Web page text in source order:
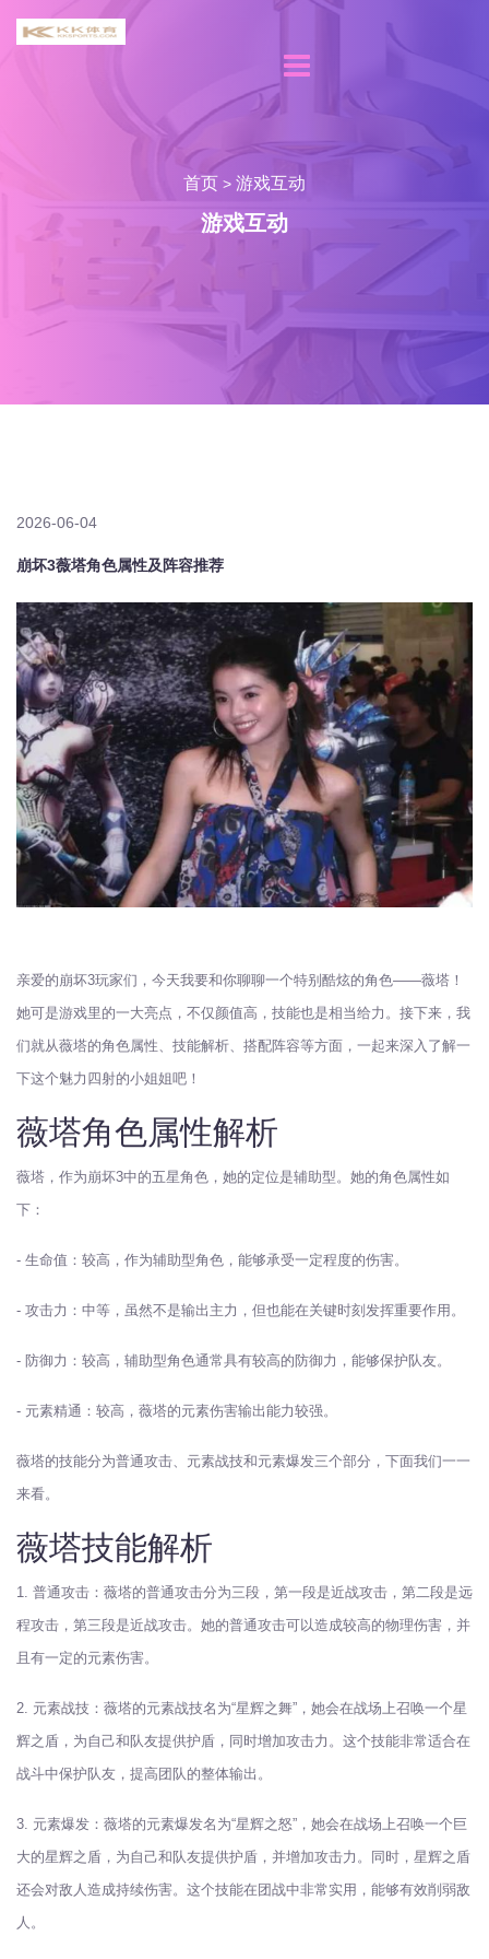
首页 > 游戏互动
游戏互动
2026-06-04
崩坏3薇塔角色属性及阵容推荐
亲爱的崩坏3玩家们，今天我要和你聊聊一个特别酷炫的角色——薇塔！
她可是游戏里的一大亮点，不仅颜值高，技能也是相当给力。接下来，我
们就从薇塔的角色属性、技能解析、搭配阵容等方面，一起来深入了解一
下这个魅力四射的小姐姐吧！
薇塔角色属性解析
薇塔，作为崩坏3中的五星角色，她的定位是辅助型。她的角色属性如
下：
- 生命值：较高，作为辅助型角色，能够承受一定程度的伤害。
- 攻击力：中等，虽然不是输出主力，但也能在关键时刻发挥重要作用。
- 防御力：较高，辅助型角色通常具有较高的防御力，能够保护队友。
- 元素精通：较高，薇塔的元素伤害输出能力较强。
薇塔的技能分为普通攻击、元素战技和元素爆发三个部分，下面我们一一
来看。
薇塔技能解析
1. 普通攻击：薇塔的普通攻击分为三段，第一段是近战攻击，第二段是远
程攻击，第三段是近战攻击。她的普通攻击可以造成较高的物理伤害，并
且有一定的元素伤害。
2. 元素战技：薇塔的元素战技名为“星辉之舞”，她会在战场上召唤一个星
辉之盾，为自己和队友提供护盾，同时增加攻击力。这个技能非常适合在
战斗中保护队友，提高团队的整体输出。
3. 元素爆发：薇塔的元素爆发名为“星辉之怒”，她会在战场上召唤一个巨
大的星辉之盾，为自己和队友提供护盾，并增加攻击力。同时，星辉之盾
还会对敌人造成持续伤害。这个技能在团战中非常实用，能够有效削弱敌
人。